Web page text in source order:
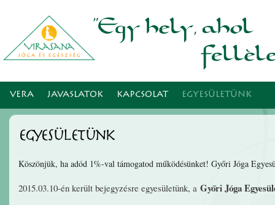
VERA JAVASLATOK KAPCSOLAT EGYESÜLETÜNK
Egyesületünk
Köszönjük, ha adód 1%-val támogatod működésünket! Győri Jóga
2015.03.10-én került bejegyzésre egyesületünk, a Győri Jóga